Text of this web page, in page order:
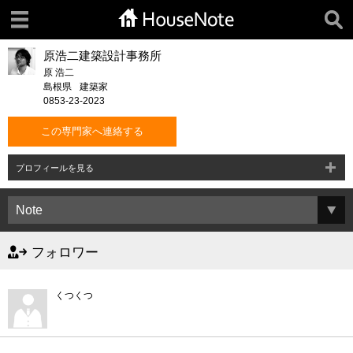
原浩二建築設計事務所
原 浩二
島根県
建築家
0853-23-2023
この専門家へ連絡する
プロフィールを見る
フォロワー
くつくつ